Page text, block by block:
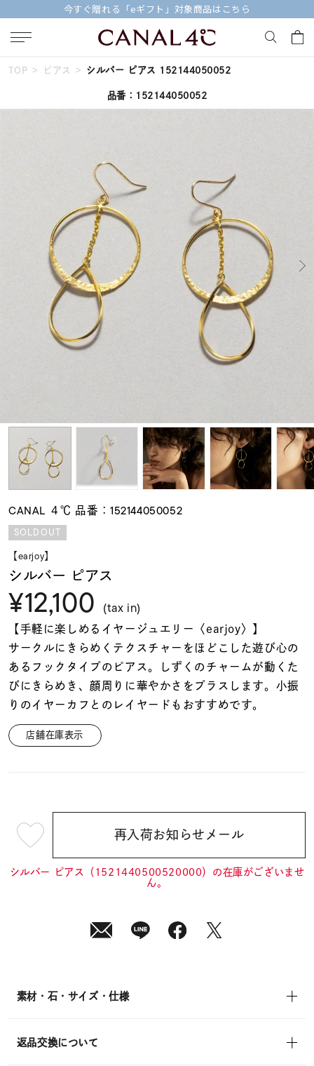
今すぐ贈れる「eギフト」対象商品はこちら
キーワードで検索する
#ダイヤモンド ネックレス
#ペア #エタニティ
ブランド Canal４℃
カテゴリー すべてのジュエリー
モチーフ
石の色
ファッションテイス
ト
着用シーン
コレクション
レディース
リングサイズ
リングサイズ
¥0
TOP ピアス シルバー ピアス 152144050052
品番：152144050052
CANAL ４℃ 品番：152144050052
SOLDOUT
【earjoy】
シルバー ピアス
¥12,100 (tax in)
【手軽に楽しめるイヤージュエリー〈earjoy〉】
サークルにきらめくテクスチャーをほどこした遊び心の
あるフックタイプのピアス。しずくのチャームが動くた
びにきらめき、顔周りに華やかさをプラスします。小振
りのイヤーカフとのレイヤードもおすすめです。
店舗在庫表示
¥12,100 (tax
in)
再入荷お知らせメール
シルバー ピアス（1521440500520000）の在庫がございませ
ん。
素材・石・サイズ・仕様
返品交換について